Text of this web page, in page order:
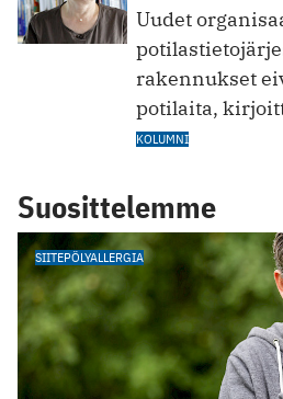
Uudet
rakennukset
potilaita,
KOLUMNI
Suosittelemme
SIITEPÖLYALLERGIA